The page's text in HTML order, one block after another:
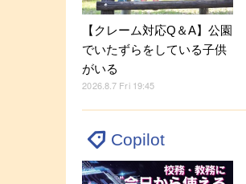
【クレーム対応Q＆A】公園
でいたずらをしている子供
がいる
2026.8.7 Fri 19:45
Copilot